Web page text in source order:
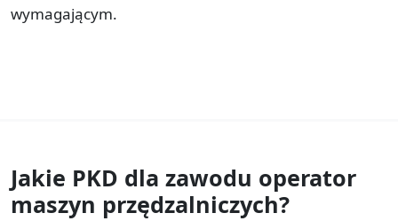
wymagającym.
Jakie PKD dla zawodu operator
maszyn przędzalniczych?